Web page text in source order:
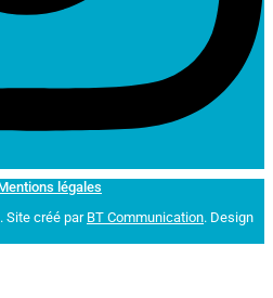
légales
Site créé par BT Communication. Design